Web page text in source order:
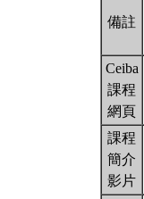
備註
Ceiba
課程
網頁
課程
簡介
影片